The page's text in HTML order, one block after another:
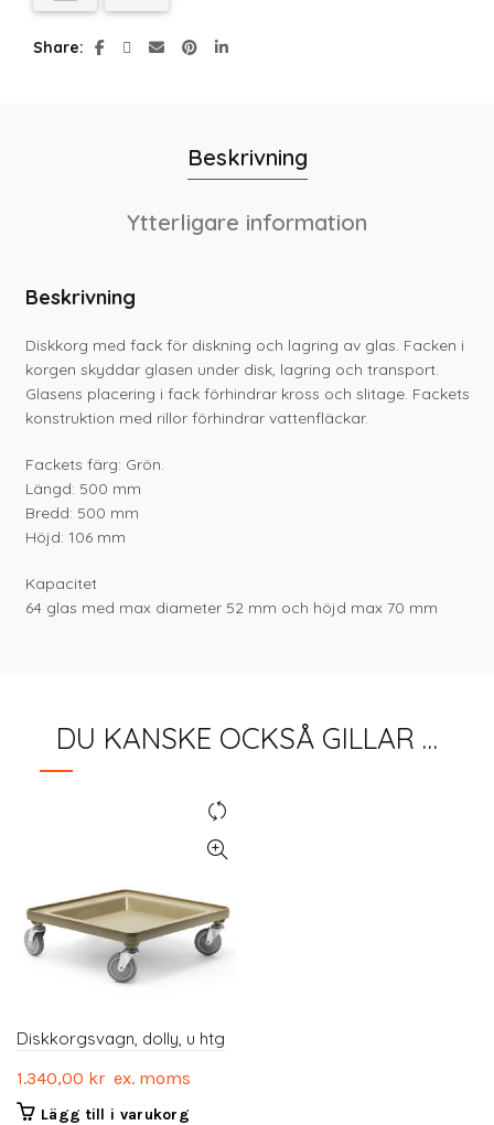
Share
Beskrivning
Ytterligare information
Beskrivning
Diskkorg med fack för diskning och lagring av glas. Facken i
korgen skyddar glasen under disk, lagring och transport.
Glasens placering i fack förhindrar kross och slitage. Fackets
konstruktion med rillor förhindrar vattenfläckar.
Fackets färg: Grön.
Längd: 500 mm
Bredd: 500 mm
Höjd: 106 mm
Kapacitet
64 glas med max diameter 52 mm och höjd max 70 mm
DU KANSKE OCKSÅ GILLAR …
Diskkorgsvagn, dolly, u htg
1.340,00 kr ex. moms
Lägg till i varukorg